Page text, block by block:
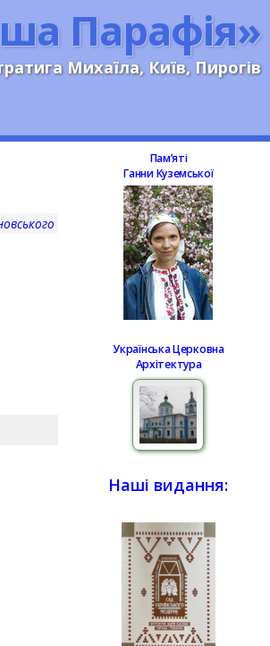
Парафія»
Михаїла, Київ, Пирогів
Памʼяті
Ганни Куземської
Українська Церковна
Архітектура
Наші видання: